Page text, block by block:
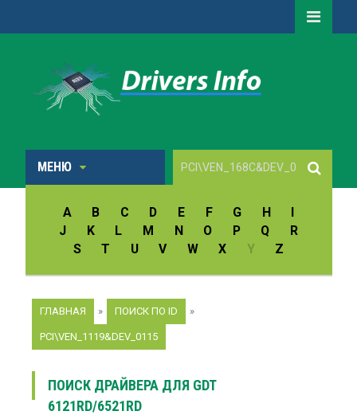
МЕНЮ
A B C D E F G H
I
J
K L M N O P Q
R
S
T U V W X Y Z
ГЛАВНАЯ » ПОИСК ПО ID »
PCI\VEN_1119&DEV_0115
ПОИСК ДРАЙВЕРА ДЛЯ GDT
6121RD/6521RD